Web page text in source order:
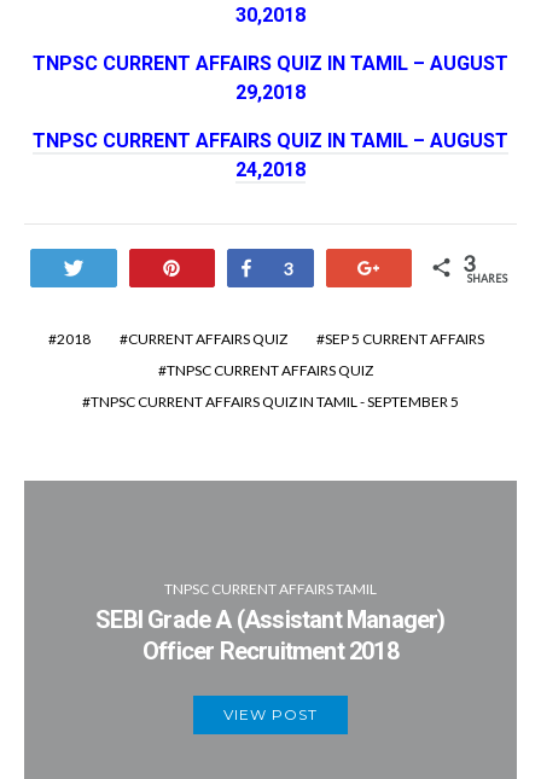
30,2018
TNPSC CURRENT AFFAIRS QUIZ IN TAMIL – AUGUST
29,2018
TNPSC CURRENT AFFAIRS QUIZ IN TAMIL – AUGUST
24,2018
Share
3 3
SHARES
2018 CURRENT AFFAIRS QUIZ
SEP 5 CURRENT AFFAIRS
TNPSC CURRENT AFFAIRS QUIZ
TNPSC CURRENT AFFAIRS QUIZ IN TAMIL - SEPTEMBER 5
TNPSC CURRENT AFFAIRS TAMIL
SEBI Grade A (Assistant Manager)
Officer Recruitment 2018
VIEW POST